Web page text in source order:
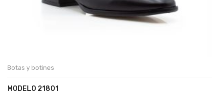
Botas y botines
MODELO 21801